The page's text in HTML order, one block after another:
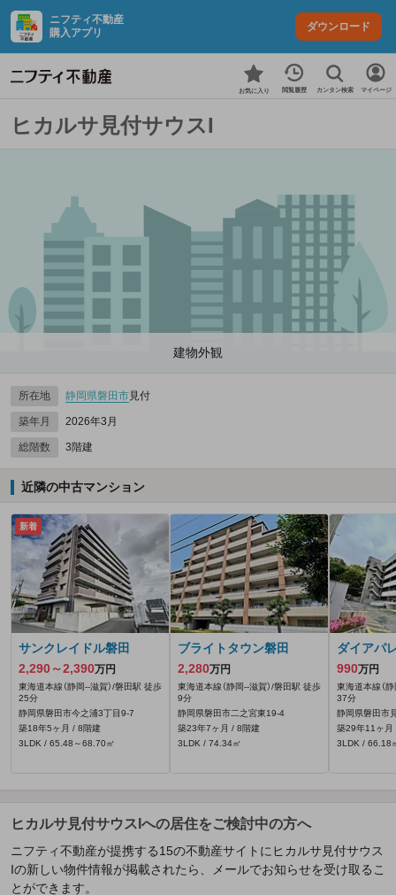
ニフティ不動産
購入アプリ
ダウンロード
お気に入り 閲覧履歴 カンタン検索 マイページ
ヒカルサ見付サウスI
建物外観
所在地 静岡県磐田市見付
築年月 2026年3月
総階数 3階建
近隣の中古マンション
新着
サンクレイドル磐田
2,290～2,390万円
東海道本線（静岡--滋賀）/磐田駅 徒歩
25分
静岡県磐田市今之浦3丁目9‐7
築18年5ヶ月 / 8階建
3LDK / 65.48～68.70㎡
ブライトタウン磐田
2,280万円
東海道本線（静岡--滋賀）/磐田駅 徒歩
9分
静岡県磐田市二之宮東19‐4
築23年7ヶ月 / 8階建
3LDK / 74.34㎡
ダイアパ
990万円
東海道本線（
37分
静岡県磐田市
築29年11ヶ月
3LDK / 66.18
ヒカルサ見付サウスIへの居住をご検討中の方へ
ニフティ不動産が提携する15の不動産サイトにヒカルサ見付サウス
Iの新しい物件情報が掲載されたら、メールでお知らせを受け取るこ
とができます。